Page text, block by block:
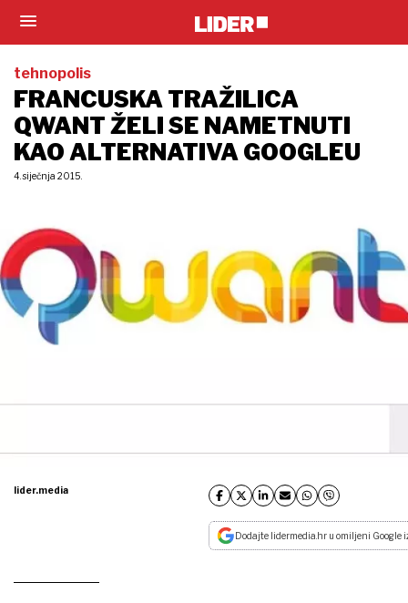
tehnopolis
FRANCUSKA TRAŽILICA
QWANT ŽELI SE NAMETNUTI
KAO ALTERNATIVA GOOGLEU
4. siječnja 2015.
lider.media
Dodajte lidermedia.hr u omiljeni Google